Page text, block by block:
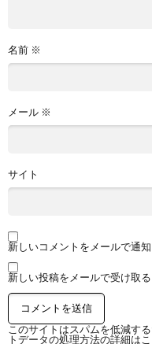
名前 ※
メール ※
サイト
新しいコメントをメールで通知
新しい投稿をメールで受け取る
このサイトはスパムを低減す
トデータの処理方法の詳細は